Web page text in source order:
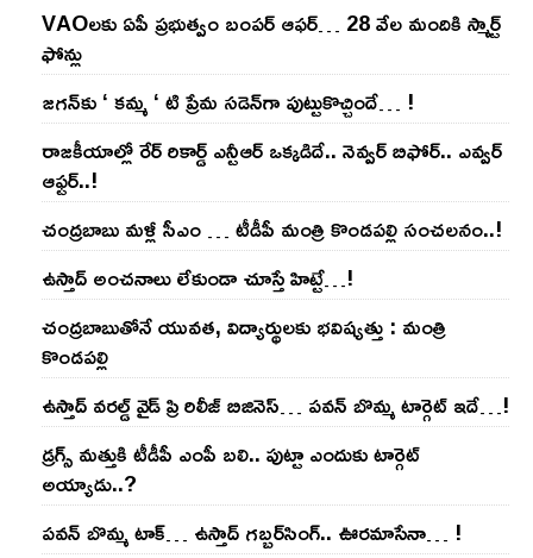
VAOల‌కు ఏపీ ప్ర‌భుత్వం బంప‌ర్ ఆఫ‌ర్‌… 28 వేల మందికి స్మార్ట్
ఫోన్లు
జ‌గ‌న్‌కు ‘ క‌మ్మ ‘ టి ప్రేమ స‌డెన్‌గా పుట్టుకొచ్చిందే… !
రాజ‌కీయాల్లో రేర్ రికార్డ్ ఎన్టీఆర్ ఒక్క‌డిదే.. నెవ్వ‌ర్ బిఫోర్‌.. ఎవ్వ‌ర్
ఆఫ్ట‌ర్‌..!
చంద్ర‌బాబు మ‌ళ్లీ సీఎం … టీడీపీ మంత్రి కొండ‌ప‌ల్లి సంచ‌ల‌నం..!
ఉస్తాద్ అంచ‌నాలు లేకుండా చూస్తే హిట్టే…!
చంద్ర‌బాబుతోనే యువ‌త‌, విద్యార్థుల‌కు భ‌విష్య‌త్తు : మంత్రి
కొండ‌ప‌ల్లి
ఉస్తాద్ వ‌ర‌ల్డ్ వైడ్ ప్రి రిలీజ్ బిజినెస్‌… ప‌వ‌న్ బొమ్మ టార్గెట్ ఇదే…!
డ్రగ్స్ మత్తుకి టీడీపీ ఎంపీ బలి.. పుట్టా ఎందుకు టార్గెట్
అయ్యాడు..?
ప‌వ‌న్ బొమ్మ టాక్‌… ఉస్తాద్ గ‌బ్బ‌ర్‌సింగ్‌.. ఊర‌మాసేనా… !